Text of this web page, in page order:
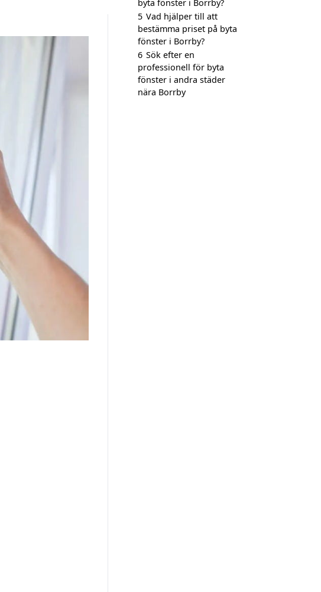
byta fönster i Borrby?
5 Vad hjälper till att
bestämma priset på byta
fönster i Borrby?
6 Sök efter en
professionell för byta
fönster i andra städer
nära Borrby